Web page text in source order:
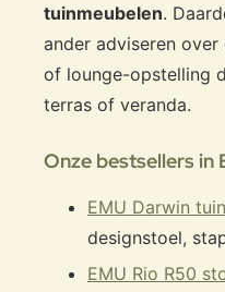
tuinmeubelen.
ander adviseren
of lounge-opstelling
terras of veranda.
Onze bestsellers in
EMU Darwin
designstoel,
EMU Rio R50